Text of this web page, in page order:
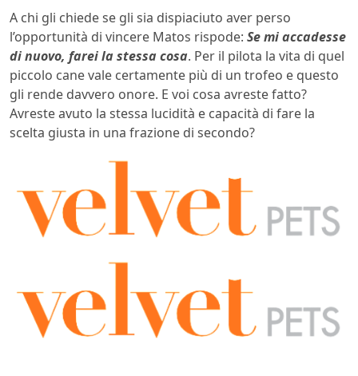
A chi gli chiede se gli sia dispiaciuto aver perso
l’opportunità di vincere Matos rispode: Se mi accadesse
di nuovo, farei la stessa cosa. Per il pilota la vita di quel
piccolo cane vale certamente più di un trofeo e questo
gli rende davvero onore. E voi cosa avreste fatto?
Avreste avuto la stessa lucidità e capacità di fare la
scelta giusta in una frazione di secondo?